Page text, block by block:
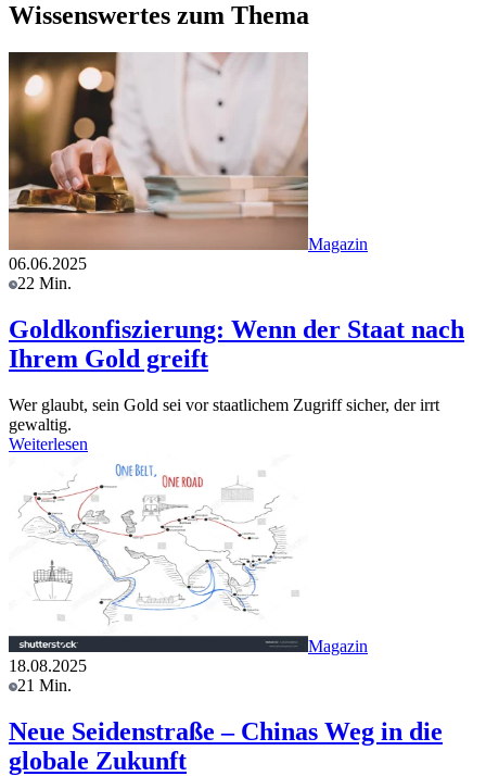
Wissenswertes zum Thema
Magazin
06.06.2025
22 Min.
Goldkonfiszierung: Wenn der Staat nach
Ihrem Gold greift
Wer glaubt, sein Gold sei vor staatlichem Zugriff sicher, der irrt
gewaltig.
Weiterlesen
Magazin
18.08.2025
21 Min.
Neue Seidenstraße – Chinas Weg in die
globale Zukunft